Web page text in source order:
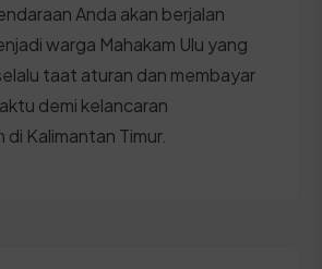
Anda akan berjalan
warga Mahakam Ulu yang
taat aturan dan membayar
demi kelancaran
Kalimantan Timur.